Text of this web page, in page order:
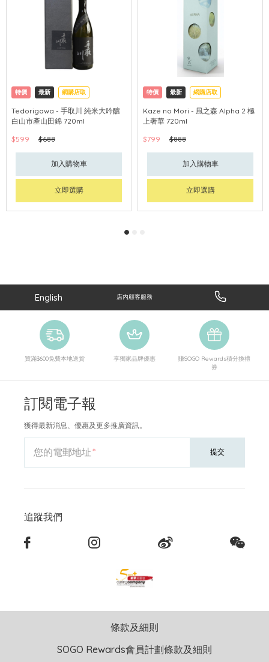
特價 最新 網購店取
Tedorigawa - 手取川 純米大吟釀
白山市產山田錦 720ml
$599
$688
加入購物車
立即選購
特價 最新 網購店取
Kaze no Mori - 風之森 Alpha 2 極
上奢華 720ml
$799
$888
加入購物車
立即選購
English 店內顧客服務
買滿$600免費本地送貨 享獨家品牌優惠
賺SOGO Rewards積分換禮
券
訂閱電子報
獲得最新消息、優惠及更多推廣資訊。
您的電郵地址 提交
追蹤我們
條款及細則
SOGO Rewards會員計劃條款及細則